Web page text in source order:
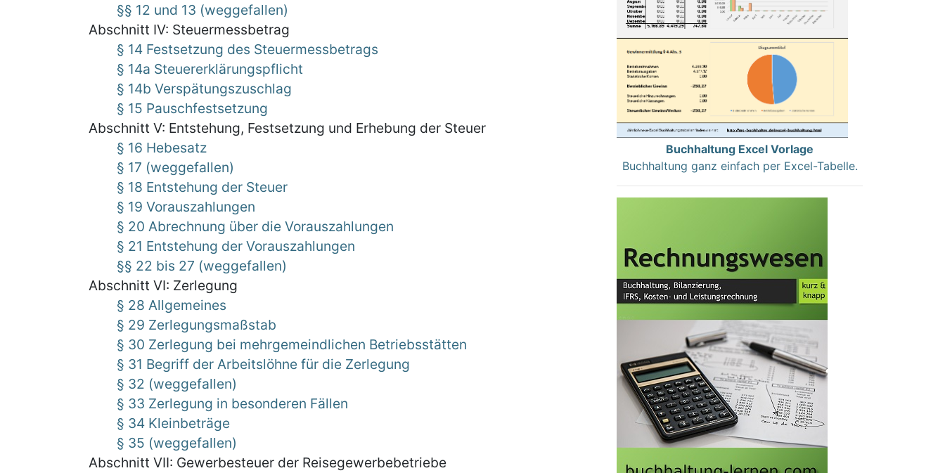
§§ 12 und 13 (weggefallen)
Abschnitt IV: Steuermessbetrag
§ 14 Festsetzung des Steuermessbetrags
§ 14a Steuererklärungspflicht
§ 14b Verspätungszuschlag
§ 15 Pauschfestsetzung
Abschnitt V: Entstehung, Festsetzung und Erhebung der Steuer
§ 16 Hebesatz
§ 17 (weggefallen)
§ 18 Entstehung der Steuer
§ 19 Vorauszahlungen
§ 20 Abrechnung über die Vorauszahlungen
§ 21 Entstehung der Vorauszahlungen
§§ 22 bis 27 (weggefallen)
Abschnitt VI: Zerlegung
§ 28 Allgemeines
§ 29 Zerlegungsmaßstab
§ 30 Zerlegung bei mehrgemeindlichen Betriebsstätten
§ 31 Begriff der Arbeitslöhne für die Zerlegung
§ 32 (weggefallen)
§ 33 Zerlegung in besonderen Fällen
§ 34 Kleinbeträge
§ 35 (weggefallen)
Abschnitt VII: Gewerbesteuer der Reisegewerbebetriebe
Buchhaltung Excel Vorlage
Buchhaltung ganz einfach per Excel-Tabelle.